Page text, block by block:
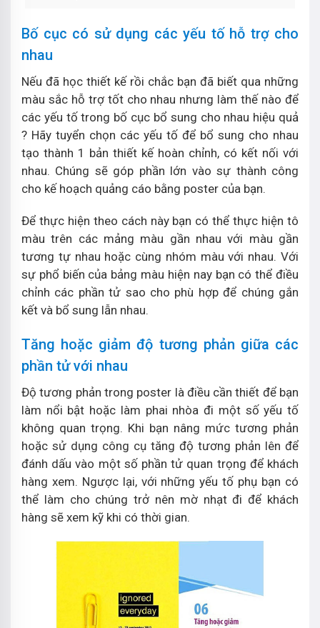
Bố cục có sử dụng các yếu tố hỗ trợ cho
nhau
Nếu đã học thiết kế rồi chắc bạn đã biết qua những
màu sắc hỗ trợ tốt cho nhau nhưng làm thế nào để
các yếu tố trong bố cục bổ sung cho nhau hiệu quả
? Hãy tuyển chọn các yếu tố để bổ sung cho nhau
tạo thành 1 bản thiết kế hoàn chỉnh, có kết nối với
nhau. Chúng sẽ góp phần lớn vào sự thành công
cho kế hoạch quảng cáo bằng poster của bạn.
Để thực hiện theo cách này bạn có thể thực hiện tô
màu trên các mảng màu gần nhau với màu gần
tương tự nhau hoặc cùng nhóm màu với nhau. Với
sự phổ biến của bảng màu hiện nay bạn có thể điều
chỉnh các phần tử sao cho phù hợp để chúng gắn
kết và bổ sung lẫn nhau.
Tăng hoặc giảm độ tương phản giữa các
phần tử với nhau
Độ tương phản trong poster là điều cần thiết để bạn
làm nổi bật hoặc làm phai nhòa đi một số yếu tố
không quan trọng. Khi bạn nâng mức tương phản
hoặc sử dụng công cụ tăng độ tương phản lên để
đánh dấu vào một số phần tử quan trọng để khách
hàng xem. Ngược lại, với những yếu tố phụ bạn có
thể làm cho chúng trở nên mờ nhạt đi để khách
hàng sẽ xem kỹ khi có thời gian.